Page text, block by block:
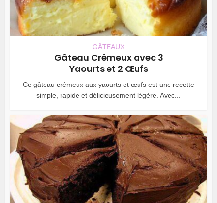
GÂTEAUX
Gâteau Crémeux avec 3
Yaourts et 2 Œufs
Ce gâteau crémeux aux yaourts et œufs est une recette
simple, rapide et délicieusement légère. Avec...